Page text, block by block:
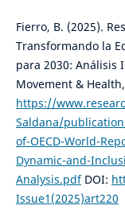
Fierro, B. (2025).
Transformando la
para 2030: Análisis
Movement &
https://
Saldana/
of-OECD-World-
Dynamic-and-
Analysis.pdfDOI:
Issue1(2025)art220